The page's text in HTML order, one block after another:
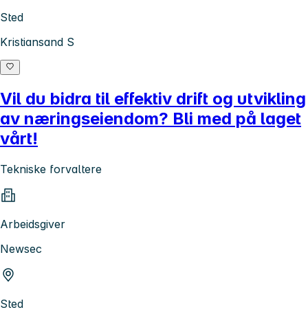
Sted
Kristiansand S
Vil du bidra til effektiv drift og utvikling
av næringseiendom? Bli med på laget
vårt!
Tekniske forvaltere
Arbeidsgiver
Newsec
Sted